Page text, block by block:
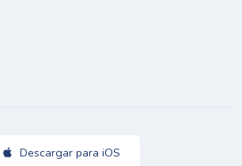
Descargar para iOS